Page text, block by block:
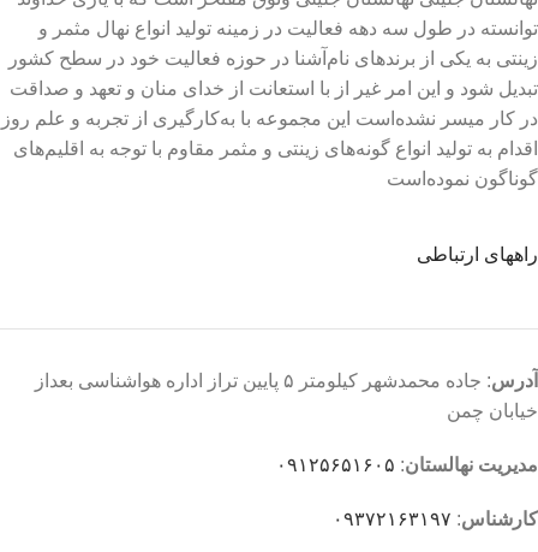
توانسته در طول سه دهه فعالیت در زمینه تولید انواع نهال مثمر و
زینتی به یکی از برندهای نام‌آشنا در حوزه فعالیت خود در سطح کشور
تبدیل شود و این امر غیر از با استعانت از خدای منان و تعهد و صداقت
در کار میسر نشده‌است این مجموعه با به‌کارگیری از تجربه و علم روز
اقدام به تولید انواع گونه‌های زینتی و مثمر مقاوم با توجه به اقلیم‌های
گوناگون نموده‌است
راههای ارتباطی
آدرس
: جاده محمدشهر کیلومتر ۵ پایین تراز اداره هواشناسی بعداز
خیابان چمن
مدیریت نهالستان: ۰۹۱۲۵۶۵۱۶۰۵
کارشناس: ۰۹۳۷۲۱۶۳۱۹۷